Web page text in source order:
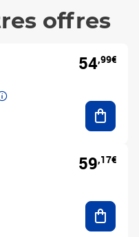
offres
54,99€
59,17€